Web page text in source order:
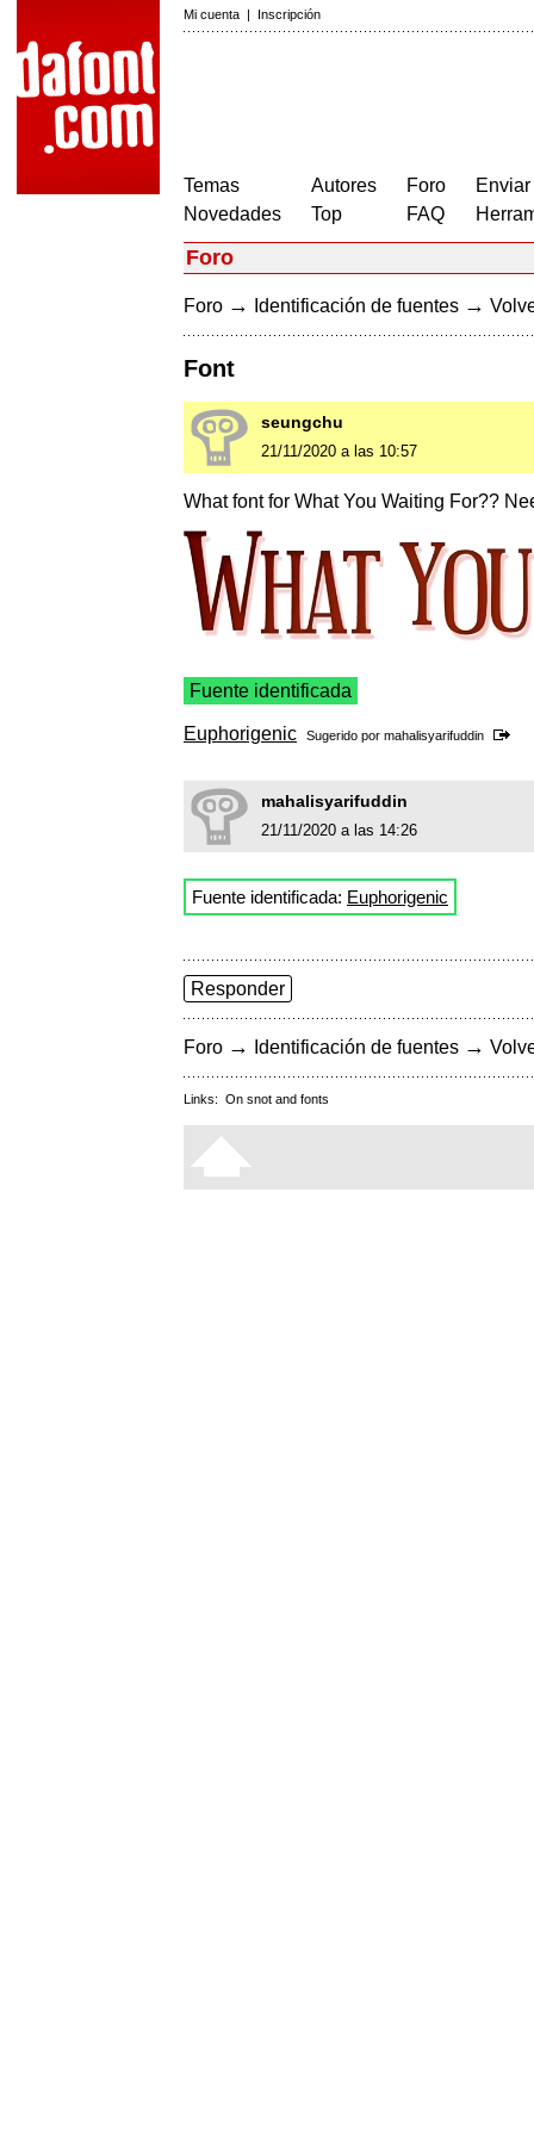
Mi cuenta | Inscripción
Temas
Novedades
Autores
Top
Foro
FAQ
Foro
Foro → Identificación de fuentes →
Font
seungchu
21/11/2020 a las 10:57
What font for What You Waiting For??
Fuente identificada
Euphorigenic Sugerido por mahalisyarifuddin
mahalisyarifuddin
21/11/2020 a las 14:26
Fuente identificada: Euphorigenic
Responder
Foro → Identificación de fuentes →
Links: On snot and fonts